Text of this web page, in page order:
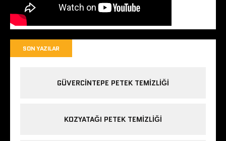
SON YAZILAR
GÜVERCINTEPE PETEK TEMIZLIĞI
KOZYATAĞI PETEK TEMIZLIĞI